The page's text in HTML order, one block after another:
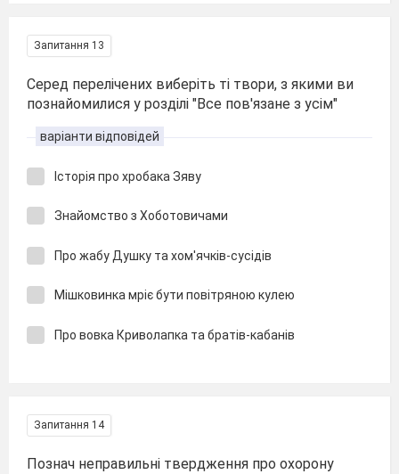
Запитання 13
Серед перелічених виберіть ті твори, з якими ви
познайомилися у розділі "Все пов'язане з усім"
варіанти відповідей
Історія про хробака Зяву
Знайомство з Хоботовичами
Про жабу Душку та хом'ячків-сусідів
Мішковинка мріє бути повітряною кулею
Про вовка Криволапка та братів-кабанів
Запитання 14
Познач неправильні твердження про охорону